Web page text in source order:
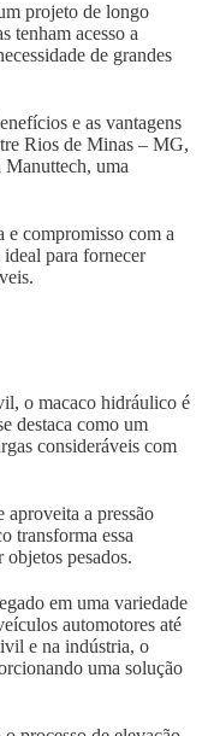
projeto de longo
tenham acesso a
de grandes
e as vantagens
Rios de Minas – MG,
Manuttech, uma
e compromisso com a
para fornecer
o macaco hidráulico é
destaca como um
consideráveis com
a pressão
transforma essa
pesados.
em uma variedade
automotores até
e na indústria, o
uma solução